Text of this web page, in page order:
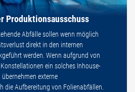
Produktionsausschuss
Abfälle sollen wenn möglich
direkt in den internen
werden. Wenn aufgrund von
ein solches Inhouse-
externe
die Aufbereitung von Folienabfällen.